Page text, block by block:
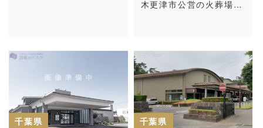
木更津市公営の火葬場…
千葉県 千葉県